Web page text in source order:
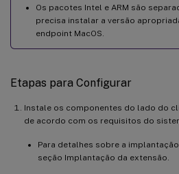
Os pacotes Intel e ARM são
precisa instalar a versão
endpoint MacOS.
Etapas para Configurar
Instale os componentes do lado do
de acordo com os requisitos do
Para detalhes sobre a
seção Implantação da extensão.